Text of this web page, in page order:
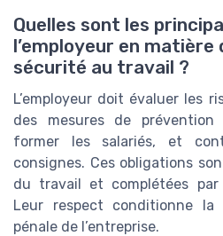
Quelles sont les
l’employeur en matière
sécurité au travail ?
L’employeur doit évaluer les
des mesures de
former les salariés, et
consignes. Ces obligations
du travail et complétées
Leur respect conditionne la
pénale de l’entreprise.